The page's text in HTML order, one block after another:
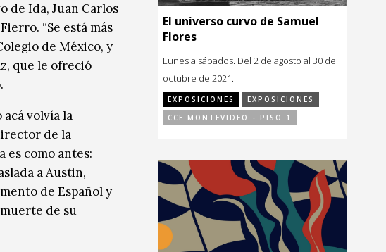
de Ida, Juan Carlos
“Se está más
de México, y
que le ofreció
volvía la
de la
es como antes:
a Austin,
de Español y
de su
El universo curvo de Samuel
Flores
Lunes a sábados. Del 2 de agosto al 30 de
octubre de 2021.
EXPOSICIONES
EXPOSICIONES
CCE MONTEVIDEO - PISO 1